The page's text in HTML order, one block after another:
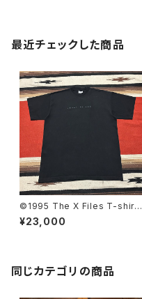
最近チェックした商品
©︎1995 The X Files T-shirt
size XL
¥23,000
同じカテゴリの商品